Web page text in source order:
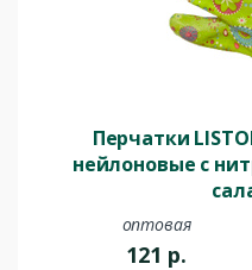
Перчатки
нейлоновые с
оптовая
121 р.